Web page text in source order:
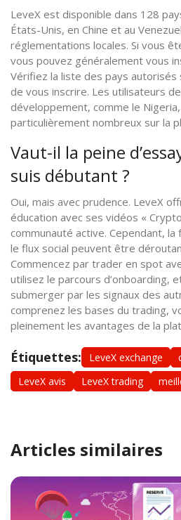
LeveX est disponible dans 128
États-Unis, en Chine et au
réglementations locales. Si vous
vous pouvez généralement vous
Vérifiez la liste des pays
de vous inscrire. Les utilisateurs
développement, comme le
particulièrement nombreux sur la
Vaut-il la peine
suis débutant ?
Oui, mais avec prudence. LeveX
éducation avec ses vidéos «
communauté active. Cependant,
le flux social peuvent être
Commencez par trader en spot
utilisez le parcours d’onboarding,
submerger par les signaux des
comprenez les bases du trading,
pleinement les avantages de la
Étiquettes: LeveX exchange
LeveX avis
LeveX trading
Articles similaires